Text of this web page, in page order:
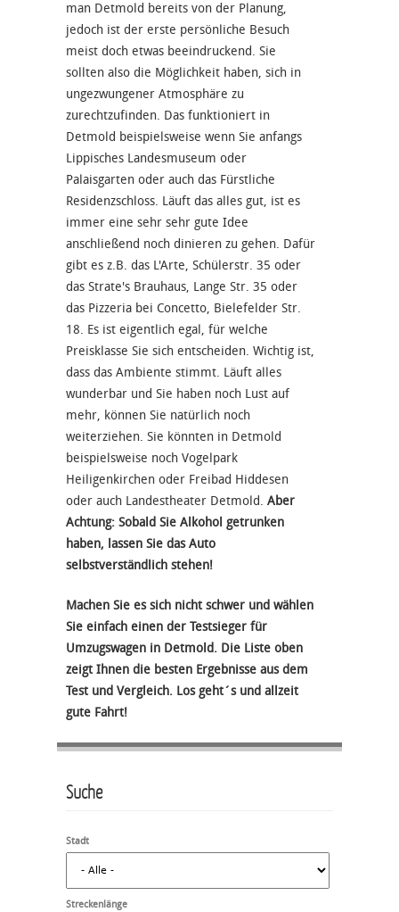
man Detmold bereits von der Planung,
jedoch ist der erste persönliche Besuch
meist doch etwas beeindruckend. Sie
sollten also die Möglichkeit haben, sich in
ungezwungener Atmosphäre zu
zurechtzufinden. Das funktioniert in
Detmold beispielsweise wenn Sie anfangs
Lippisches Landesmuseum oder
Palaisgarten oder auch das Fürstliche
Residenzschloss. Läuft das alles gut, ist es
immer eine sehr sehr gute Idee
anschließend noch dinieren zu gehen. Dafür
gibt es z.B. das L'Arte, Schülerstr. 35 oder
das Strate's Brauhaus, Lange Str. 35 oder
das Pizzeria bei Concetto, Bielefelder Str.
18. Es ist eigentlich egal, für welche
Preisklasse Sie sich entscheiden. Wichtig ist,
dass das Ambiente stimmt. Läuft alles
wunderbar und Sie haben noch Lust auf
mehr, können Sie natürlich noch
weiterziehen. Sie könnten in Detmold
beispielsweise noch Vogelpark
Heiligenkirchen oder Freibad Hiddesen
oder auch Landestheater Detmold. Aber
Achtung: Sobald Sie Alkohol getrunken
haben, lassen Sie das Auto
selbstverständlich stehen!
Machen Sie es sich nicht schwer und wählen
Sie einfach einen der Testsieger für
Umzugswagen in Detmold. Die Liste oben
zeigt Ihnen die besten Ergebnisse aus dem
Test und Vergleich. Los geht´s und allzeit
gute Fahrt!
Suche
Stadt
Streckenlänge